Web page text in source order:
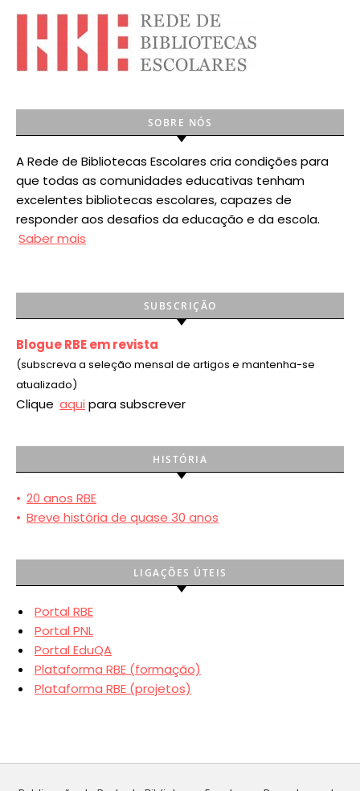
SOBRE NÓS
A Rede de Bibliotecas Escolares cria condições para
que todas as comunidades educativas tenham
excelentes bibliotecas escolares, capazes de
responder aos desafios da educação e da escola.
Saber mais
SUBSCRIÇÃO
Blogue RBE em revista
(subscreva a seleção mensal de artigos e mantenha-se
atualizado)
Clique aqui para subscrever
HISTÓRIA
• 20 anos RBE
• Breve história de quase 30 anos
LIGAÇÕES ÚTEIS
Portal RBE
Portal PNL
Portal EduQA
Plataforma RBE (formação)
Plataforma RBE (projetos)